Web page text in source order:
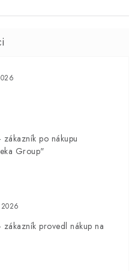
po nákupu
Group"
provedl nákup na